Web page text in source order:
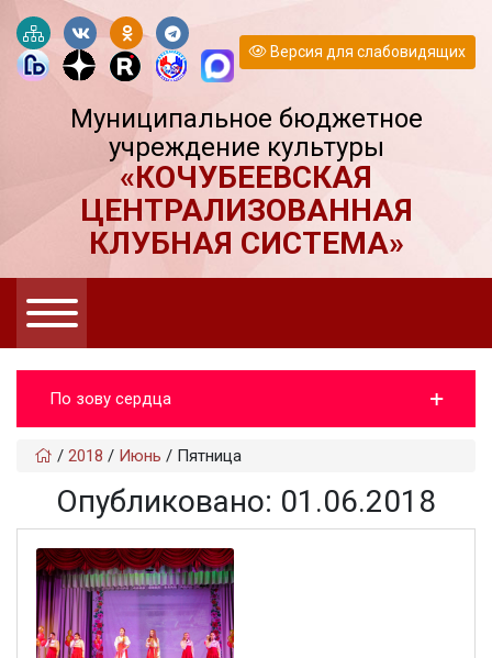
Версия для слабовидящих
Муниципальное бюджетное
учреждение культуры
«КОЧУБЕЕВСКАЯ
ЦЕНТРАЛИЗОВАННАЯ
КЛУБНАЯ СИСТЕМА»
По зову сердца
/ 2018 / Июнь / Пятница
Опубликовано: 01.06.2018